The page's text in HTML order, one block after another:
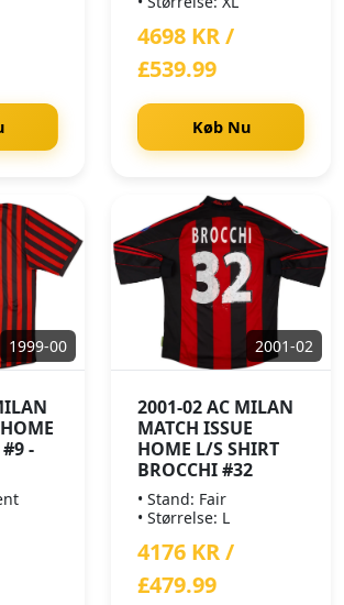
4698 KR /
£539.99
Køb Nu
1999-00
-
2001-02
2001-02 AC MILAN
MATCH ISSUE
HOME L/S SHIRT
BROCCHI #32
• Stand: Fair
• Størrelse: L
4176 KR /
£479.99